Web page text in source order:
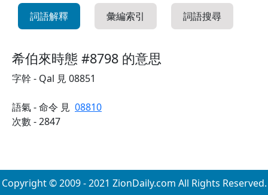
詞語解釋 彙編索引 詞語搜尋
希伯來時態 #8798 的意思
字幹 - Qal 見 08851
語氣 - 命令 見 08810
次數 - 2847
Copyright © 2009 - 2021 ZionDaily.com All Rights Reserved.